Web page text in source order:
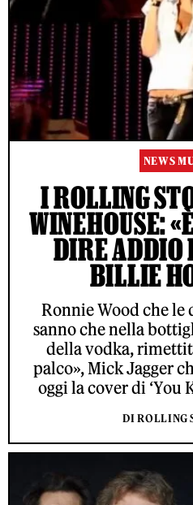
NEWS
I ROLLING
WINEHOUSE:
DIRE ADDIO
BILLIE
Ronnie Wood che
sanno che nella
della vodka,
palco», Mick Jagger
oggi la cover di ‘You
DI ROLLING